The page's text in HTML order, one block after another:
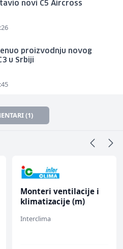
novi C5 Aircross
proizvodnju novog
u Srbiji
(1)
Monteri ventilacije i
klimatizacije (m)
Interclima